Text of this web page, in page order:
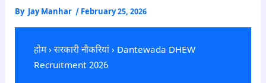
By Jay Manhar / February 25, 2026
होम› सरकारी नौकरियां› Dantewada DHEW
Recruitment 2026